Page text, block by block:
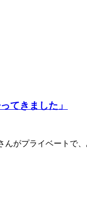
てきました」
がプライベートで